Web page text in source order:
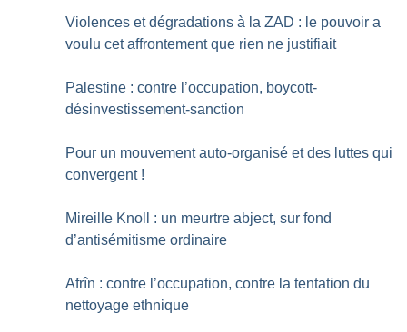
Violences et dégradations à la ZAD : le pouvoir a
voulu cet affrontement que rien ne justifiait
Palestine : contre l’occupation, boycott-
désinvestissement-sanction
Pour un mouvement auto-organisé et des luttes qui
convergent !
Mireille Knoll : un meurtre abject, sur fond
d’antisémitisme ordinaire
Afrîn : contre l’occupation, contre la tentation du
nettoyage ethnique